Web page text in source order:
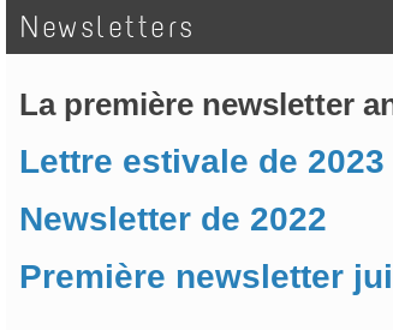
Newsletters
La première newsletter
Lettre estivale de 2023
Newsletter de 2022
Première newsletter